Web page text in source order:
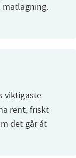
viktigaste
rent, friskt
det går åt